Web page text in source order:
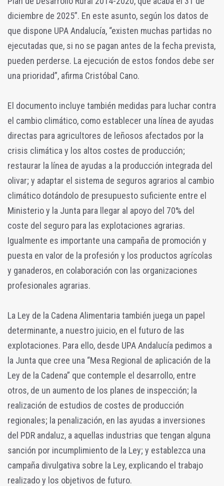
diciembre de 2025”. En este asunto, según los datos de
que dispone UPA Andalucía, “existen muchas partidas no
ejecutadas que, si no se pagan antes de la fecha prevista,
pueden perderse. La ejecución de estos fondos debe ser
una prioridad”, afirma Cristóbal Cano.
El documento incluye también medidas para luchar contra
el cambio climático, como establecer una línea de ayudas
directas para agricultores de leñosos afectados por la
crisis climática y los altos costes de producción;
restaurar la línea de ayudas a la producción integrada del
olivar; y adaptar el sistema de seguros agrarios al cambio
climático dotándolo de presupuesto suficiente entre el
Ministerio y la Junta para llegar al apoyo del 70% del
coste del seguro para las explotaciones agrarias.
Igualmente es importante una campaña de promoción y
puesta en valor de la profesión y los productos agrícolas
y ganaderos, en colaboración con las organizaciones
profesionales agrarias.
La Ley de la Cadena Alimentaria también juega un papel
determinante, a nuestro juicio, en el futuro de las
explotaciones. Para ello, desde UPA Andalucía pedimos a
la Junta que cree una “Mesa Regional de aplicación de la
Ley de la Cadena” que contemple el desarrollo, entre
otros, de un aumento de los planes de inspección; la
realización de estudios de costes de producción
regionales; la penalización, en las ayudas a inversiones
del PDR andaluz, a aquellas industrias que tengan alguna
sanción por incumplimiento de la Ley; y establezca una
campaña divulgativa sobre la Ley, explicando el trabajo
realizado y los objetivos de futuro.